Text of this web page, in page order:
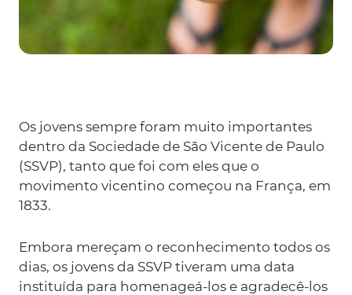
Os jovens sempre foram muito importantes
dentro da Sociedade de São Vicente de Paulo
(SSVP), tanto que foi com eles que o
movimento vicentino começou na França, em
1833.
Embora mereçam o reconhecimento todos os
dias, os jovens da SSVP tiveram uma data
instituída para homenageá-los e agradecê-los